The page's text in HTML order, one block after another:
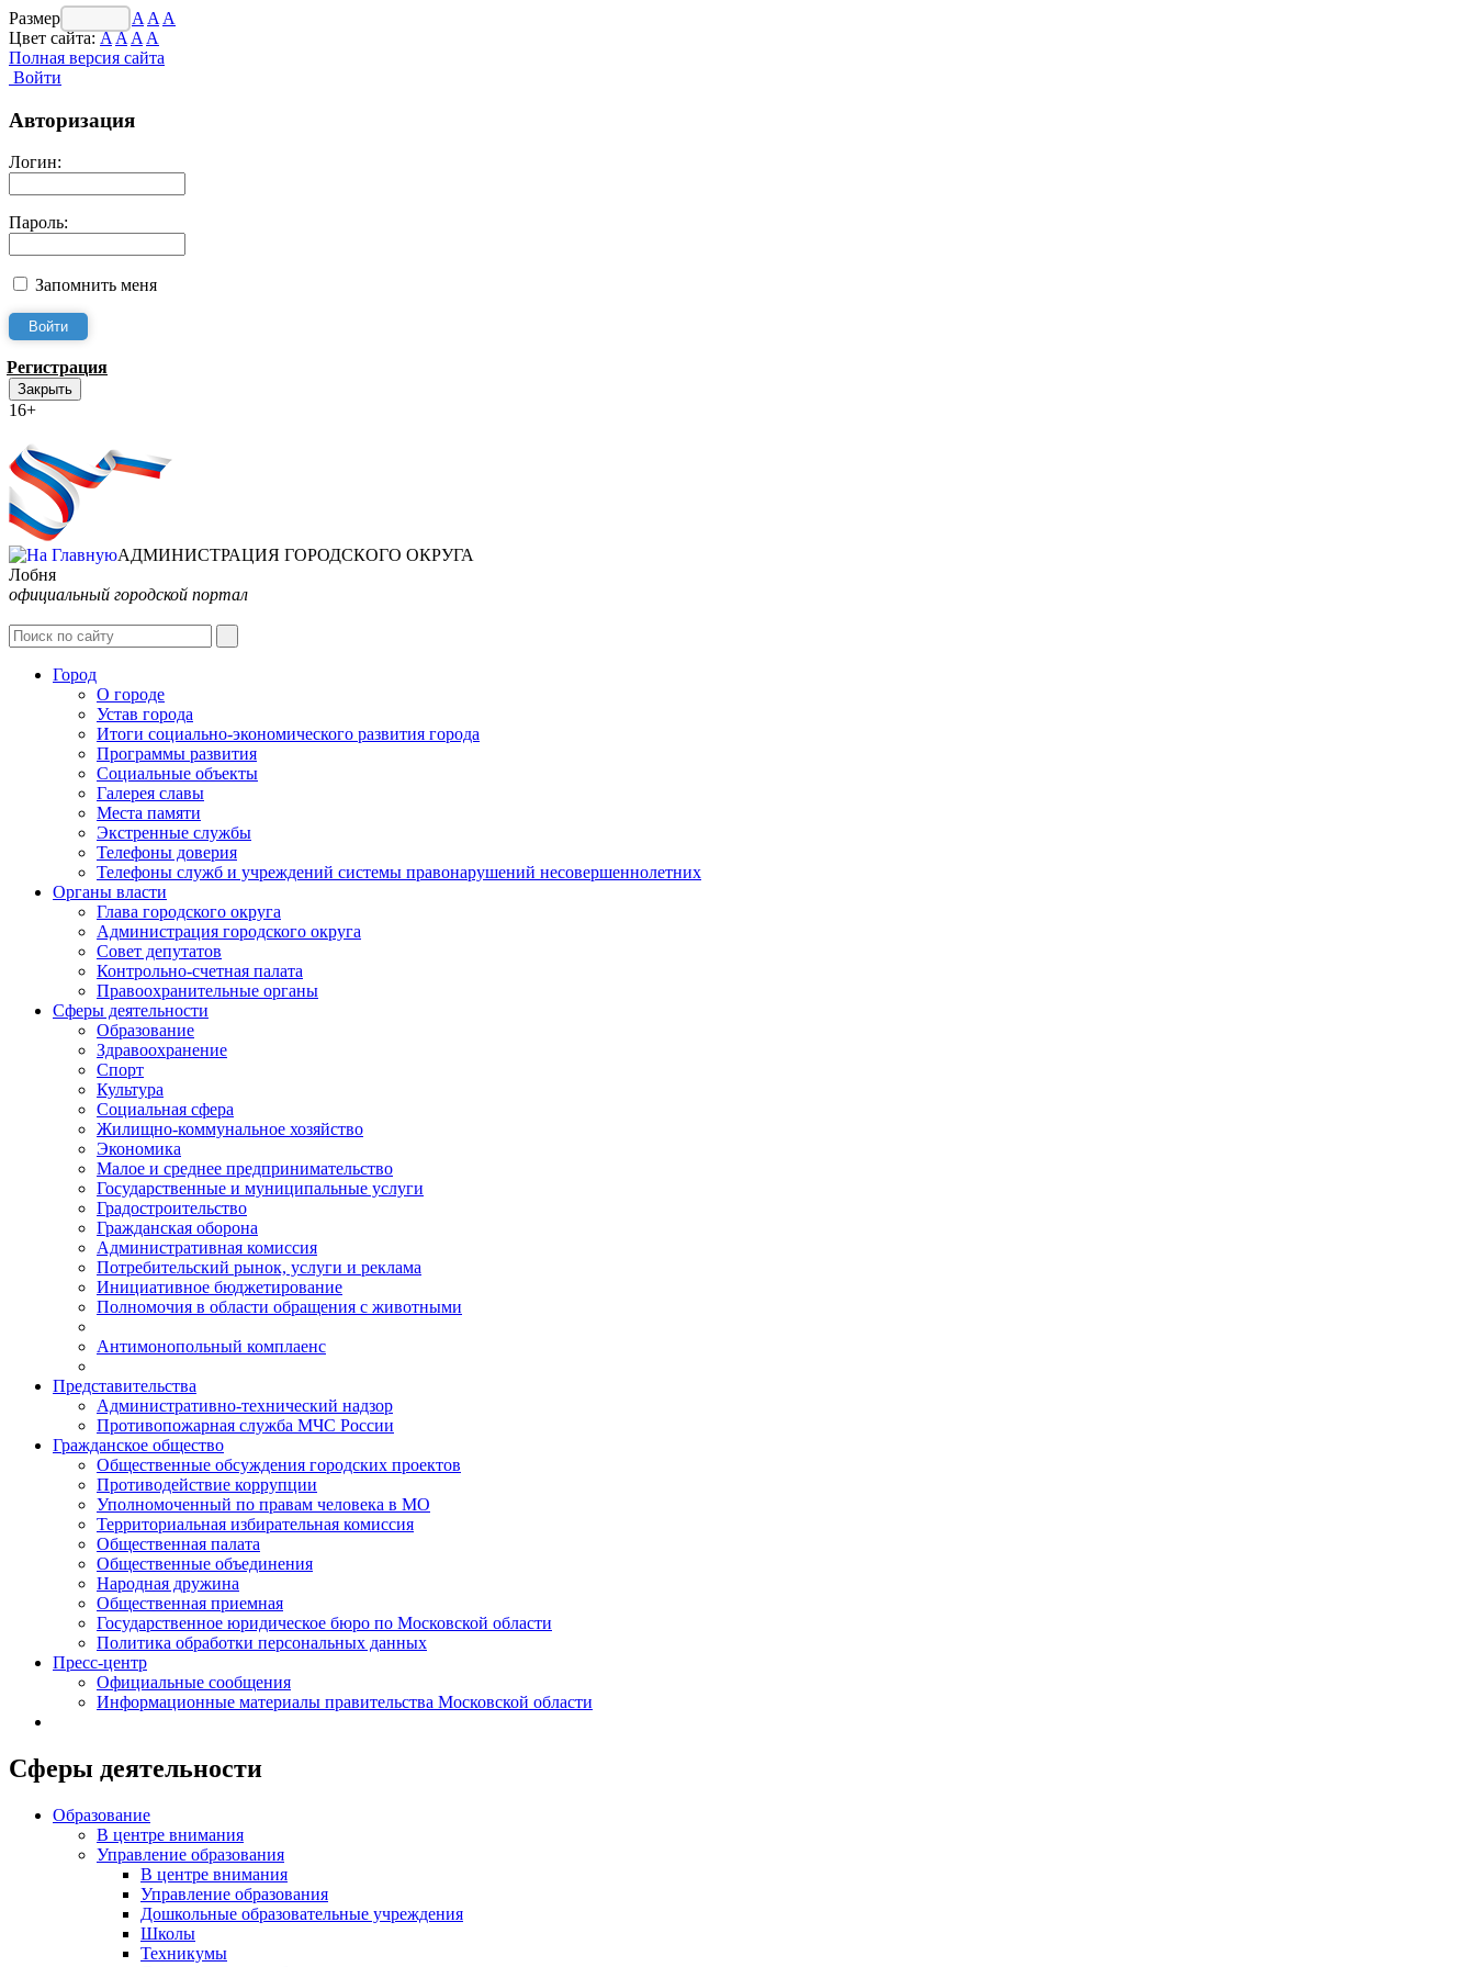
Размер шрифта: A A A
Цвет сайта:AA A A
Полная версия сайта
Войти
Авторизация
Логин:
Пароль:
Запомнить меня
Регистрация
Закрыть
16+
АДМИНИСТРАЦИЯ ГОРОДСКОГО ОКРУГА
Лобня
официальный городской портал
Город
О городе
Устав города
Итоги социально-экономического развития города
Программы развития
Социальные объекты
Галерея славы
Места памяти
Экстренные службы
Телефоны доверия
Телефоны служб и учреждений системы правонарушений несовершеннолетних
Органы власти
Глава городского округа
Администрация городcкого округа
Совет депутатов
Контрольно-счетная палата
Правоохранительные органы
Сферы деятельности
Образование
Здравоохранение
Спорт
Культура
Социальная сфера
Жилищно-коммунальное хозяйство
Экономика
Малое и среднее предпринимательство
Государственные и муниципальные услуги
Градостроительство
Гражданская оборона
Административная комиссия
Потребительский рынок, услуги и реклама
Инициативное бюджетирование
Полномочия в области обращения с животными
Антимонопольный комплаенс
Представительства
Административно-технический надзор
Противопожарная служба МЧС России
Гражданское общество
Общественные обсуждения городских проектов
Противодействие коррупции
Уполномоченный по правам человека в МО
Территориальная избирательная комиссия
Общественная палата
Общественные объединения
Народная дружина
Общественная приемная
Государственное юридическое бюро по Московской области
Политика обработки персональных данных
Пресс-центр
Официальные сообщения
Информационные материалы правительства Московской области
Сферы деятельности
Образование
В центре внимания
Управление образования
В центре внимания
Управление образования
Дошкольные образовательные учреждения
Школы
Техникумы